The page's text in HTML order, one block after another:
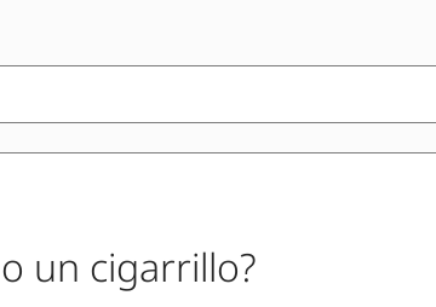
un cigarrillo?